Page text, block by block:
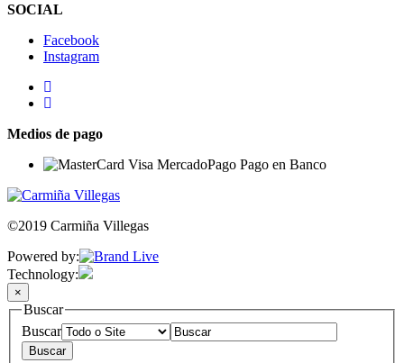
SOCIAL
Facebook
Instagram
Medios de pago
©2019 Carmiña Villegas
Powered by:
Technology:
×
Buscar
Buscar